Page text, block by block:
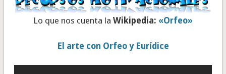
Lo que nos cuenta la Wikipedia: «Orfeo»
El arte con Orfeo y Eurídice